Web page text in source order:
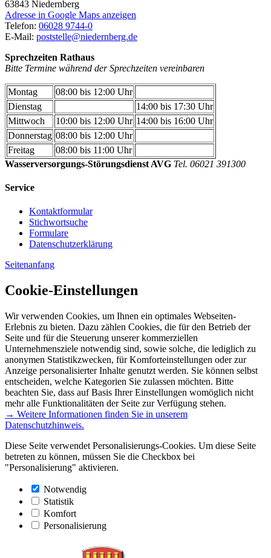
63843 Niedernberg
Adresse in Google Maps anzeigen
Telefon: 06028 9744-0
E-Mail: poststelle@niedernberg.de
Sprechzeiten Rathaus
Bitte Termine während der Sprechzeiten vereinbaren
Montag
08:00 bis 12:00 Uhr
Dienstag
14:00 bis 17:30 Uhr
Mittwoch
10:00 bis 12:00 Uhr 14:00 bis 16:00 Uhr
Donnerstag 08:00 bis 12:00 Uhr
Freitag
08:00 bis 11:00 Uhr
Wasserversorgungs-Störungsdienst AVG Tel. 06021 391300
Service
Kontaktformular
Stichwortsuche
Formulare
Datenschutzerklärung
Seitenanfang
Cookie-Einstellungen
Wir verwenden Cookies, um Ihnen ein optimales Webseiten-
Erlebnis zu bieten. Dazu zählen Cookies, die für den Betrieb der
Seite und für die Steuerung unserer kommerziellen
Unternehmensziele notwendig sind, sowie solche, die lediglich zu
anonymen Statistikzwecken, für Komforteinstellungen oder zur
Anzeige personalisierter Inhalte genutzt werden. Sie können selbst
entscheiden, welche Kategorien Sie zulassen möchten. Bitte
beachten Sie, dass auf Basis Ihrer Einstellungen womöglich nicht
mehr alle Funktionalitäten der Seite zur Verfügung stehen.
→ Weitere Informationen finden Sie in unserem
Datenschutzhinweis.
Diese Seite verwendet Personalisierungs-Cookies. Um diese Seite
betreten zu können, müssen Sie die Checkbox bei
"Personalisierung" aktivieren.
Notwendig
Statistik
Komfort
Personalisierung